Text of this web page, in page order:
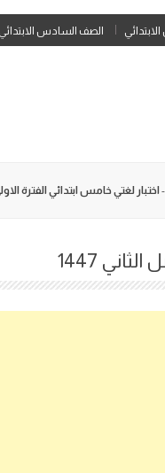
Skip
to
الصف السادس الابتدائي
- اختبار لغتي خامس ابتدائي الفترة الاولى
1447